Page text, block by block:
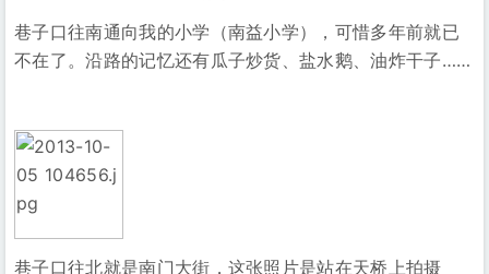
巷子口往南通向我的小学（南益小学），可惜多年前就已
不在了。沿路的记忆还有瓜子炒货、盐水鹅、油炸干子……
巷子口往北就是南门大街，这张照片是站在天桥上拍摄